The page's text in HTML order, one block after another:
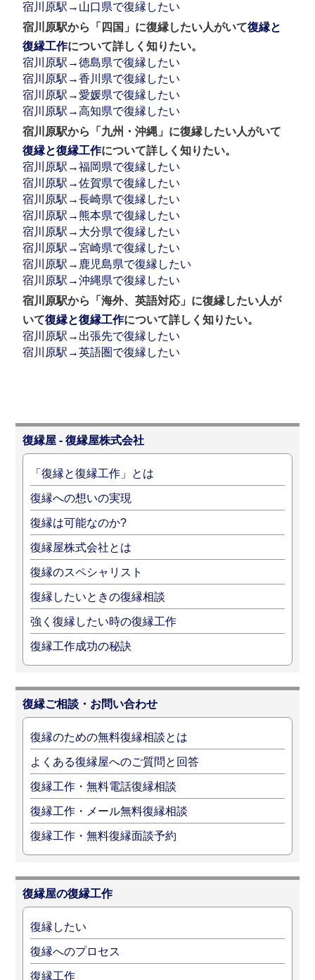
宿川原駅→山口県で復縁したい
宿川原駅から「四国」に復縁したい人がいて復縁と
復縁工作について詳しく知りたい。
宿川原駅→徳島県で復縁したい
宿川原駅→香川県で復縁したい
宿川原駅→愛媛県で復縁したい
宿川原駅→高知県で復縁したい
宿川原駅から「九州・沖縄」に復縁したい人がいて
復縁と復縁工作について詳しく知りたい。
宿川原駅→福岡県で復縁したい
宿川原駅→佐賀県で復縁したい
宿川原駅→長崎県で復縁したい
宿川原駅→熊本県で復縁したい
宿川原駅→大分県で復縁したい
宿川原駅→宮崎県で復縁したい
宿川原駅→鹿児島県で復縁したい
宿川原駅→沖縄県で復縁したい
宿川原駅から「海外、英語対応」に復縁したい人が
いて復縁と復縁工作について詳しく知りたい。
宿川原駅→出張先で復縁したい
宿川原駅→英語圏で復縁したい
復縁屋 - 復縁屋株式会社
「復縁と復縁工作」とは
復縁への想いの実現
復縁は可能なのか?
復縁屋株式会社とは
復縁のスペシャリスト
復縁したいときの復縁相談
強く復縁したい時の復縁工作
復縁工作成功の秘訣
復縁ご相談・お問い合わせ
復縁のための無料復縁相談とは
よくある復縁屋へのご質問と回答
復縁工作・無料電話復縁相談
復縁工作・メール無料復縁相談
復縁工作・無料復縁面談予約
復縁屋の復縁工作
復縁したい
復縁へのプロセス
復縁工作